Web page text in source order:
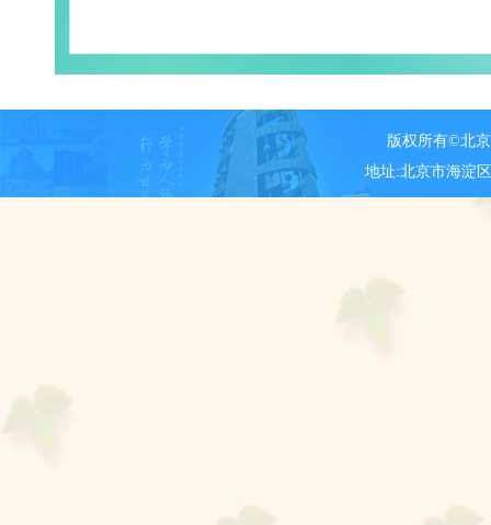
版权所有©北
地址:北京市海淀